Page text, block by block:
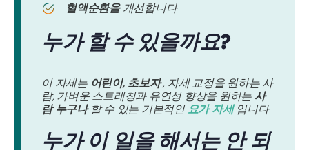
혈액순환을개선합니다
누가 할 수 있을까요?
이 자세는 어린이, 초보자, 자세 교정을 원하는 사
람, 가벼운 스트레칭과 유연성 향상을 원하는 사
람 누구나할 수 있는 기본적인 요가 자세입니다
누가 이 일을 해서는 안 되